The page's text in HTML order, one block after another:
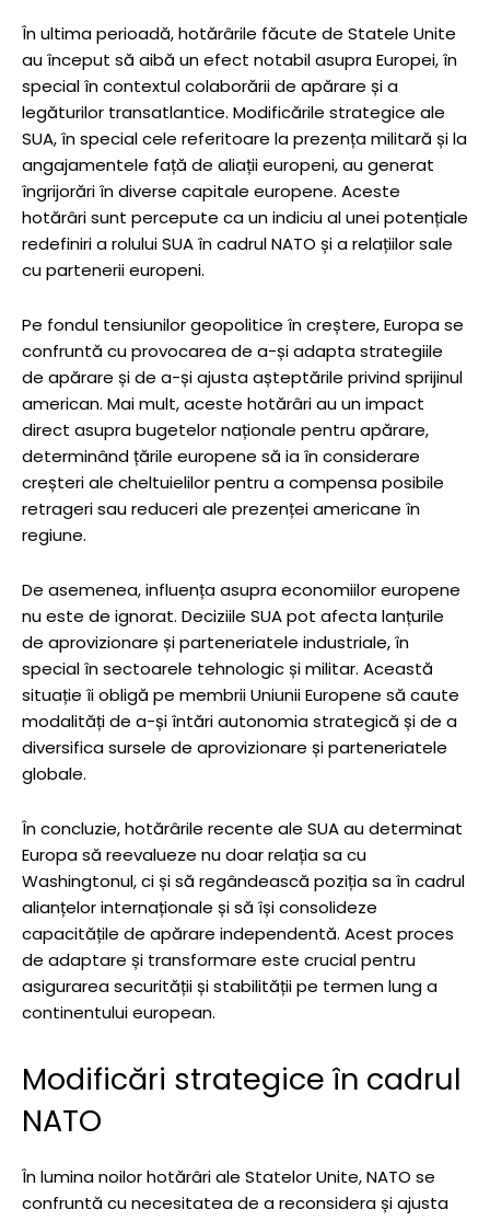
În ultima perioadă, hotărârile făcute de Statele Unite
au început să aibă un efect notabil asupra Europei, în
special în contextul colaborării de apărare și a
legăturilor transatlantice. Modificările strategice ale
SUA, în special cele referitoare la prezența militară și la
angajamentele față de aliații europeni, au generat
îngrijorări în diverse capitale europene. Aceste
hotărâri sunt percepute ca un indiciu al unei potențiale
redefiniri a rolului SUA în cadrul NATO și a relațiilor sale
cu partenerii europeni.
Pe fondul tensiunilor geopolitice în creștere, Europa se
confruntă cu provocarea de a-și adapta strategiile
de apărare și de a-și ajusta așteptările privind sprijinul
american. Mai mult, aceste hotărâri au un impact
direct asupra bugetelor naționale pentru apărare,
determinând țările europene să ia în considerare
creșteri ale cheltuielilor pentru a compensa posibile
retrageri sau reduceri ale prezenței americane în
regiune.
De asemenea, influența asupra economiilor europene
nu este de ignorat. Deciziile SUA pot afecta lanțurile
de aprovizionare și parteneriatele industriale, în
special în sectoarele tehnologic și militar. Această
situație îi obligă pe membrii Uniunii Europene să caute
modalități de a-și întări autonomia strategică și de a
diversifica sursele de aprovizionare și parteneriatele
globale.
În concluzie, hotărârile recente ale SUA au determinat
Europa să reevalueze nu doar relația sa cu
Washingtonul, ci și să regândească poziția sa în cadrul
alianțelor internaționale și să își consolideze
capacitățile de apărare independentă. Acest proces
de adaptare și transformare este crucial pentru
asigurarea securității și stabilității pe termen lung a
continentului european.
Modificări strategice în cadrul
NATO
În lumina noilor hotărâri ale Statelor Unite, NATO se
confruntă cu necesitatea de a reconsidera și ajusta